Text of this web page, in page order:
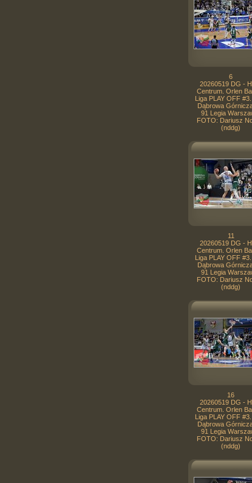
6
20260519 DG -
Centrum. Orlen
Liga PLAY OFF
Dąbrowa
91 Legia
FOTO: Dariusz
(nddg)
11
20260519 DG -
Centrum. Orlen
Liga PLAY OFF
Dąbrowa
91 Legia
FOTO: Dariusz
(nddg)
16
20260519 DG -
Centrum. Orlen
Liga PLAY OFF
Dąbrowa
91 Legia
FOTO: Dariusz
(nddg)